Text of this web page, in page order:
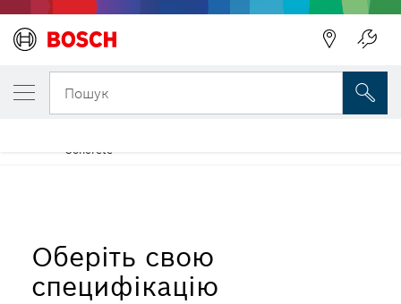
Пошук
Concrete
Оберіть свою
специфікацію
ОБРАНИЙ ВАРІАНТ
Пиляльне полотно S 1241 HM Endurance
Concrete